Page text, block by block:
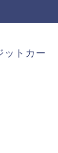
ットカー